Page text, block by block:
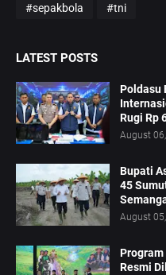
#sepakbola #tni
LATEST POSTS
Poldasu
Rugi Rp
August
Bupati
45
August
Program
Resmi